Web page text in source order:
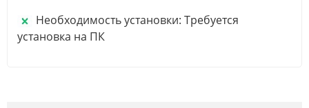
Необходимость установки: Требуется
установка на ПК